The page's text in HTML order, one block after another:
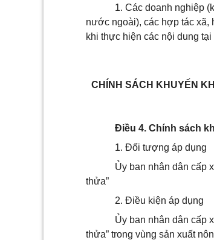
1. Các doanh nghiệp
nước ngoài), các hợp tác xã,
khi thực hiện các nội dung
CHÍNH SÁCH KHUYẾN
Điều 4. Chính sách
1. Đối tượng áp dụng
Ủy ban nhân dân cấp
thửa”
2. Điều kiện áp dụng
Ủy ban nhân dân cấp
thửa” trong vùng sản xuất